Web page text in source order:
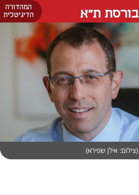
המהדורה
הדיגיטלית
בורסת ת"א
(צילום: אילן שפירא)